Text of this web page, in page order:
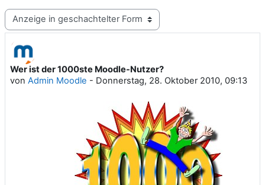
Anzeigemodus
Wer ist der 1000ste Moodle-Nutzer?
von Admin Moodle - Donnerstag, 28. Oktober 2010, 09:13
Anzahl Antworten: 0